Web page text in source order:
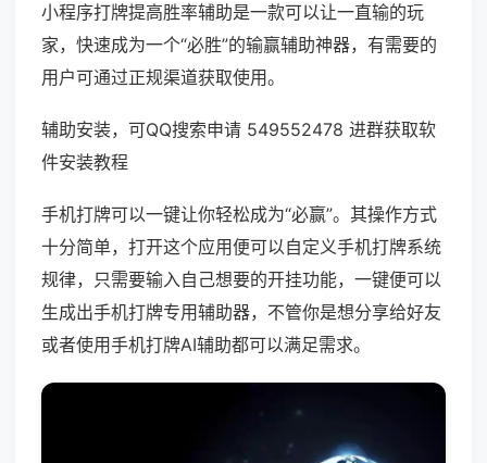
小程序打牌提高胜率辅助是一款可以让一直输的玩
家，快速成为一个“必胜”的输赢辅助神器，有需要的
用户可通过正规渠道获取使用。
辅助安装，可QQ搜索申请 549552478 进群获取软
件安装教程
手机打牌可以一键让你轻松成为“必赢”。其操作方式
十分简单，打开这个应用便可以自定义手机打牌系统
规律，只需要输入自己想要的开挂功能，一键便可以
生成出手机打牌专用辅助器，不管你是想分享给好友
或者使用手机打牌AI辅助都可以满足需求。